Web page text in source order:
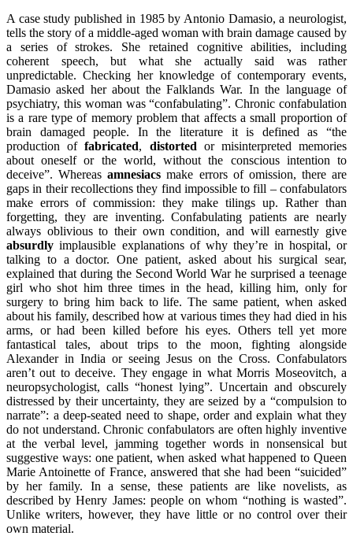
A case study published in 1985 by Antonio Damasio, a neurologist,
tells the story of a middle-aged woman with brain damage caused by
a series of strokes. She retained cognitive abilities, including
coherent speech, but what she actually said was rather
unpredictable. Checking her knowledge of contemporary events,
Damasio asked her about the Falklands War. In the language of
psychiatry, this woman was “confabulating”. Chronic confabulation
is a rare type of memory problem that affects a small proportion of
brain damaged people. In the literature it is defined as “the
production offabricated, distorted or misinterpreted memories
about oneself or the world, without the conscious intention to
deceive”. Whereasamnesiacsmake errors of omission, there are
gaps in their recollections they find impossible to fill – confabulators
make errors of commission: they make tilings up. Rather than
forgetting, they are inventing. Confabulating patients are nearly
always oblivious to their own condition, and will earnestly give
absurdlyimplausible explanations of why they’re in hospital, or
talking to a doctor. One patient, asked about his surgical sear,
explained that during the Second World War he surprised a teenage
girl who shot him three times in the head, killing him, only for
surgery to bring him back to life. The same patient, when asked
about his family, described how at various times they had died in his
arms, or had been killed before his eyes. Others tell yet more
fantastical tales, about trips to the moon, fighting alongside
Alexander in India or seeing Jesus on the Cross. Confabulators
aren’t out to deceive. They engage in what Morris Moseovitch, a
neuropsychologist, calls “honest lying”. Uncertain and obscurely
distressed by their uncertainty, they are seized by a “compulsion to
narrate”: a deep-seated need to shape, order and explain what they
do not understand. Chronic confabulators are often highly inventive
at the verbal level, jamming together words in nonsensical but
suggestive ways: one patient, when asked what happened to Queen
Marie Antoinette of France, answered that she had been “suicided”
by her family. In a sense, these patients are like novelists, as
described by Henry James: people on whom “nothing is wasted”.
Unlike writers, however, they have little or no control over their
own material.